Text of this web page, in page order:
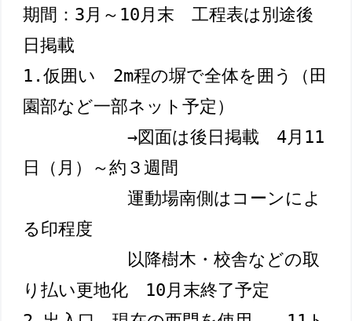
期間：3月～10月末　工程表は別途後
日掲載
1.仮囲い　2m程の塀で全体を囲う（田
園部など一部ネット予定）
→図面は後日掲載　4月11
日（月）～約３週間
運動場南側はコーンによ
る印程度
以降樹木・校舎などの取
り払い更地化　10月末終了予定